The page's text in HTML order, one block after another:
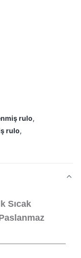
rulo,
rulo,
Sıcak